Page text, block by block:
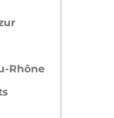
Rhône